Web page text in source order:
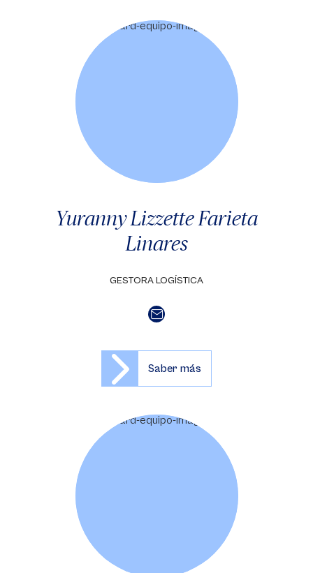
Yuranny Lizzette Farieta
Linares
GESTORA LOGÍSTICA
Saber más